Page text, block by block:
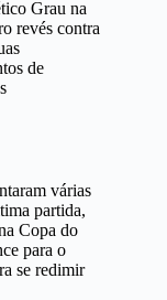
Grau na
revés contra
de
várias
partida,
Copa do
para o
se redimir